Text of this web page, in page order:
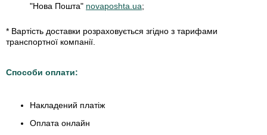
"Нова Пошта" novaposhta.ua;
* Вартість доставки розраховується згідно з тарифами
транспортної компанії.
Способи оплати:
Накладений платіж
Оплата онлайн